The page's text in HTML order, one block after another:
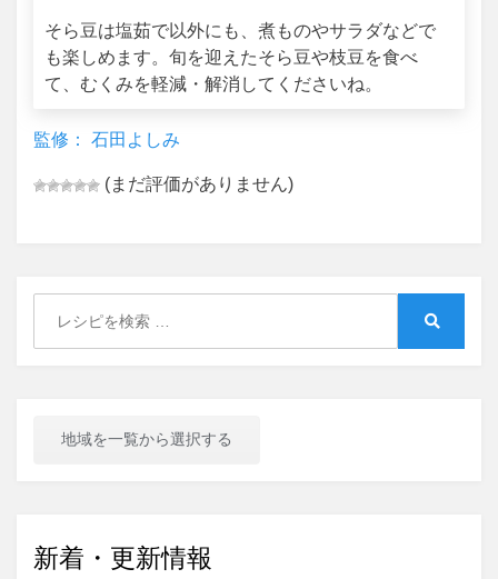
そら豆は塩茹で以外にも、煮ものやサラダなどで
も楽しめます。旬を迎えたそら豆や枝豆を食べ
て、むくみを軽減・解消してくださいね。
監修： 石田よしみ
(まだ評価がありません)
地域を一覧から選択する
新着・更新情報